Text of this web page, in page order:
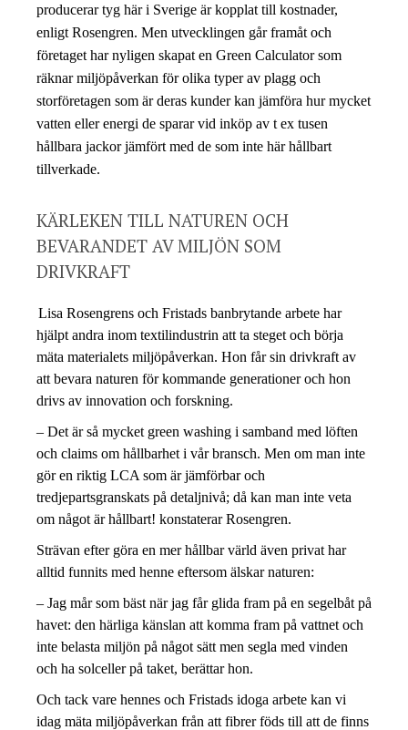
producerar tyg här i Sverige är kopplat till kostnader,
enligt Rosengren. Men utvecklingen går framåt och
företaget har nyligen skapat en Green Calculator som
räknar miljöpåverkan för olika typer av plagg och
storföretagen som är deras kunder kan jämföra hur mycket
vatten eller energi de sparar vid inköp av t ex tusen
hållbara jackor jämfört med de som inte här hållbart
tillverkade.
KÄRLEKEN TILL NATUREN OCH
BEVARANDET AV MILJÖN SOM
DRIVKRAFT
Lisa Rosengrens och Fristads banbrytande arbete har
hjälpt andra inom textilindustrin att ta steget och börja
mäta materialets miljöpåverkan. Hon får sin drivkraft av
att bevara naturen för kommande generationer och hon
drivs av innovation och forskning.
– Det är så mycket green washing i samband med löften
och claims om hållbarhet i vår bransch. Men om man inte
gör en riktig LCA som är jämförbar och
tredjepartsgranskats på detaljnivå; då kan man inte veta
om något är hållbart! konstaterar Rosengren.
Strävan efter göra en mer hållbar värld även privat har
alltid funnits med henne eftersom älskar naturen:
– Jag mår som bäst när jag får glida fram på en segelbåt på
havet: den härliga känslan att komma fram på vattnet och
inte belasta miljön på något sätt men segla med vinden
och ha solceller på taket, berättar hon.
Och tack vare hennes och Fristads idoga arbete kan vi
idag mäta miljöpåverkan från att fibrer föds till att de finns